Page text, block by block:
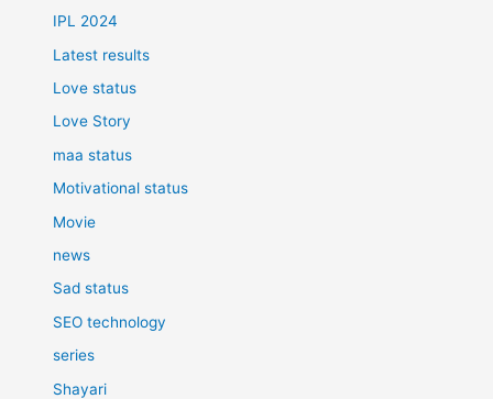
IPL 2024
Latest results
Love status
Love Story
maa status
Motivational status
Movie
news
Sad status
SEO technology
series
Shayari